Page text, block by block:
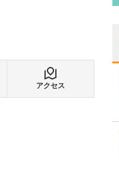
アクセス